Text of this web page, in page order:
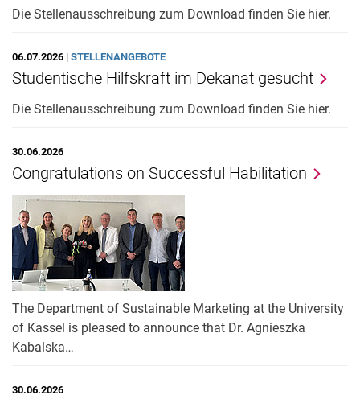
Die Stellenausschreibung zum Download finden Sie hier.
06.07.2026 | STELLENANGEBOTE
Studentische Hilfskraft im Dekanat gesucht
Die Stellenausschreibung zum Download finden Sie hier.
30.06.2026
Congratulations on Successful Habilitation
The Department of Sustainable Marketing at the University
of Kassel is pleased to announce that Dr. Agnieszka
Kabalska…
30.06.2026